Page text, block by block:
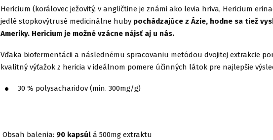
Hericium (korálovec ježovitý, v angličtine je známi ako levia hriva, Hericium
jedlé stopkovýtrusé medicinálne huby pochádzajúce z Ázie, hodne sa tiež
Ameriky. Hericium je možné vzácne nájsť aj u nás.
Vďaka biofermentácii a následnému spracovaniu metódou dvojitej extrakcie
kvalitný výťažok z hericia v ideálnom pomere účinných látok pre najlepšie
30 % polysacharidov (min. 300mg/g)
Obsah balenia: 90 kapsúl á 500mg extraktu